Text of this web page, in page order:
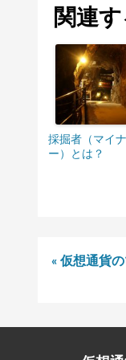
関連
採掘者（マイナ
ー）とは？
« 仮想通貨